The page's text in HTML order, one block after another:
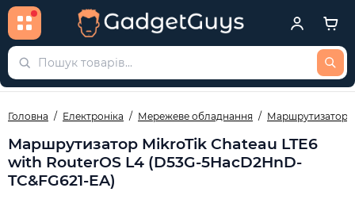
Головна Електроніка Мережеве обладнання Маршрутизатори
Маршрутизатор MikroTik Chateau LTE6
with RouterOS L4 (D53G-5HacD2HnD-
TC&FG621-EA)